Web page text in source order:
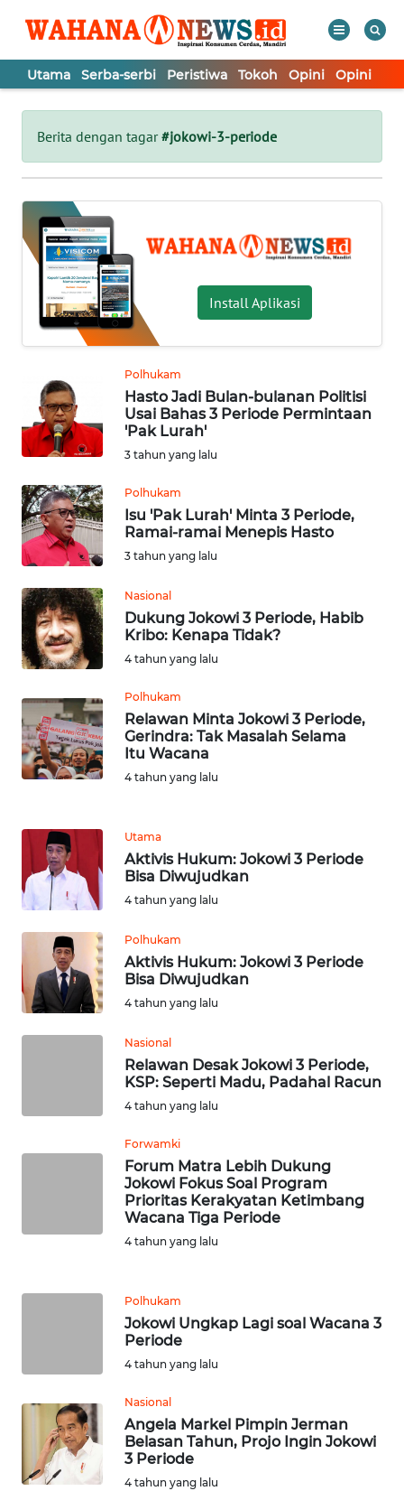
Utama Serba-serbi Peristiwa Tokoh Opini Opini
Berita dengan tagar#jokowi-3-periode
Install Aplikasi
Polhukam
Hasto Jadi Bulan-bulanan Politisi
Usai Bahas 3 Periode Permintaan
'Pak Lurah'
3 tahun yang lalu
Polhukam
Isu 'Pak Lurah' Minta 3 Periode,
Ramai-ramai Menepis Hasto
3 tahun yang lalu
Nasional
Dukung Jokowi 3 Periode, Habib
Kribo: Kenapa Tidak?
4 tahun yang lalu
Polhukam
Relawan Minta Jokowi 3 Periode,
Gerindra: Tak Masalah Selama
Itu Wacana
4 tahun yang lalu
Utama
Aktivis Hukum: Jokowi 3 Periode
Bisa Diwujudkan
4 tahun yang lalu
Polhukam
Aktivis Hukum: Jokowi 3 Periode
Bisa Diwujudkan
4 tahun yang lalu
Nasional
Relawan Desak Jokowi 3 Periode,
KSP: Seperti Madu, Padahal Racun
4 tahun yang lalu
Forwamki
Forum Matra Lebih Dukung
Jokowi Fokus Soal Program
Prioritas Kerakyatan Ketimbang
Wacana Tiga Periode
4 tahun yang lalu
Polhukam
Jokowi Ungkap Lagi soal Wacana 3
Periode
4 tahun yang lalu
Nasional
Angela Markel Pimpin Jerman
Belasan Tahun, Projo Ingin Jokowi
3 Periode
4 tahun yang lalu
Tutup
UTAMA
SERBA-
SERBI
PERISTIWA
TOKOH
OPINI
OPINI
Informasi
INDEKS
BERITA
KONTAK
KAMI
INFO
TENTANG
KAMI
MEDIA
SIBER
REDAKSI
KARIR
DISCLAIMER
Wahana
WN
NTT
WN
KEPRI